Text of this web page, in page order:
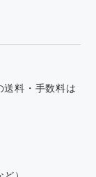
送料・手数料は